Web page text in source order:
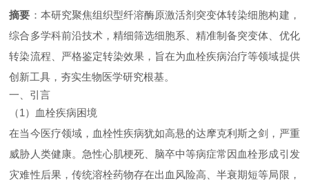
摘要 ：本研究聚焦组织型纤溶酶原激活剂突变体转染细胞构建，
综合多学科前沿技术，精细筛选细胞系、精准制备突变体、优化
转染流程、严格鉴定转染效果，旨在为血栓疾病治疗等领域提供
创新工具，夯实生物医学研究根基。
一、引言
（1）血栓疾病困境
在当今医疗领域，血栓性疾病犹如高悬的达摩克利斯之剑，严重
威胁人类健康。急性心肌梗死、脑卒中等病症常因血栓形成引发
灾难性后果，传统溶栓药物存在出血风险高、半衰期短等局限，